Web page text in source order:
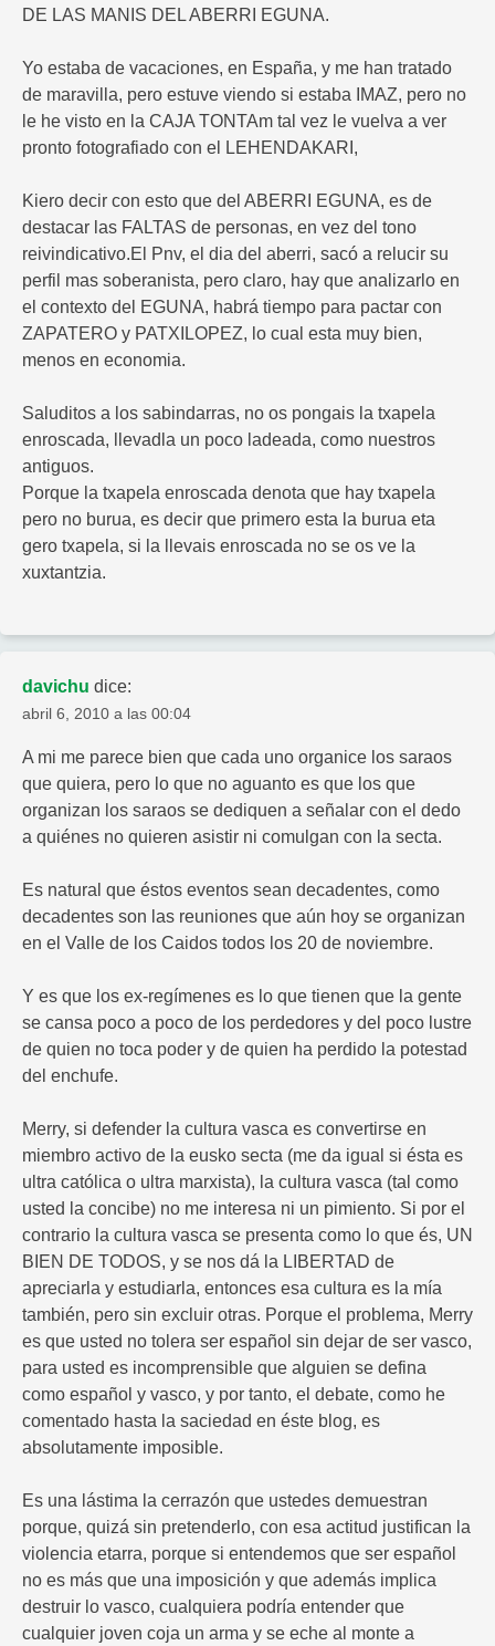
DE LAS MANIS DEL ABERRI EGUNA.
Yo estaba de vacaciones, en España, y me han tratado
de maravilla, pero estuve viendo si estaba IMAZ, pero no
le he visto en la CAJA TONTAm tal vez le vuelva a ver
pronto fotografiado con el LEHENDAKARI,
Kiero decir con esto que del ABERRI EGUNA, es de
destacar las FALTAS de personas, en vez del tono
reivindicativo.El Pnv, el dia del aberri, sacó a relucir su
perfil mas soberanista, pero claro, hay que analizarlo en
el contexto del EGUNA, habrá tiempo para pactar con
ZAPATERO y PATXILOPEZ, lo cual esta muy bien,
menos en economia.
Saluditos a los sabindarras, no os pongais la txapela
enroscada, llevadla un poco ladeada, como nuestros
antiguos.
Porque la txapela enroscada denota que hay txapela
pero no burua, es decir que primero esta la burua eta
gero txapela, si la llevais enroscada no se os ve la
xuxtantzia.
davichu dice:
abril 6, 2010 a las 00:04
A mi me parece bien que cada uno organice los saraos
que quiera, pero lo que no aguanto es que los que
organizan los saraos se dediquen a señalar con el dedo
a quiénes no quieren asistir ni comulgan con la secta.
Es natural que éstos eventos sean decadentes, como
decadentes son las reuniones que aún hoy se organizan
en el Valle de los Caidos todos los 20 de noviembre.
Y es que los ex-regímenes es lo que tienen que la gente
se cansa poco a poco de los perdedores y del poco lustre
de quien no toca poder y de quien ha perdido la potestad
del enchufe.
Merry, si defender la cultura vasca es convertirse en
miembro activo de la eusko secta (me da igual si ésta es
ultra católica o ultra marxista), la cultura vasca (tal como
usted la concibe) no me interesa ni un pimiento. Si por el
contrario la cultura vasca se presenta como lo que és, UN
BIEN DE TODOS, y se nos dá la LIBERTAD de
apreciarla y estudiarla, entonces esa cultura es la mía
también, pero sin excluir otras. Porque el problema, Merry
es que usted no tolera ser español sin dejar de ser vasco,
para usted es incomprensible que alguien se defina
como español y vasco, y por tanto, el debate, como he
comentado hasta la saciedad en éste blog, es
absolutamente imposible.
Es una lástima la cerrazón que ustedes demuestran
porque, quizá sin pretenderlo, con esa actitud justifican la
violencia etarra, porque si entendemos que ser español
no es más que una imposición y que además implica
destruir lo vasco, cualquiera podría entender que
cualquier joven coja un arma y se eche al monte a